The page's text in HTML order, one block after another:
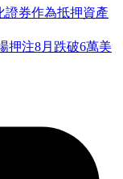
證券作為抵押資產
押注8月跌破6萬美